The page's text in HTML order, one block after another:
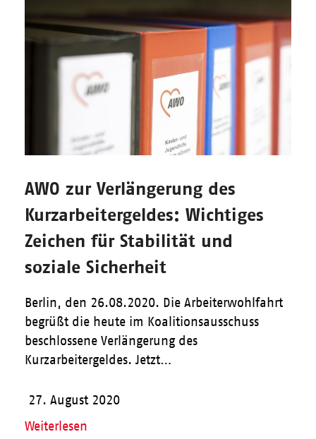
AWO zur Verlängerung des
Kurzarbeitergeldes: Wichtiges
Zeichen für Stabilität und
soziale Sicherheit
Berlin, den 26.08.2020. Die Arbeiterwohlfahrt
begrüßt die heute im Koalitionsausschuss
beschlossene Verlängerung des
Kurzarbeitergeldes. Jetzt…
27. August 2020
Weiterlesen